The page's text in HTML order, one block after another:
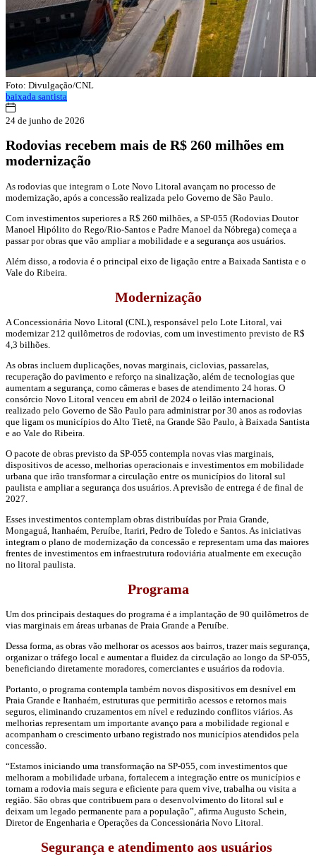
Foto: Divulgação/CNL
baixada santista
24 de junho de 2026
Rodovias recebem mais de R$ 260 milhões em
modernização
As rodovias que integram o Lote Novo Litoral avançam no processo de
modernização, após a concessão realizada pelo Governo de São Paulo.
Com investimentos superiores a R$ 260 milhões, a SP-055 (Rodovias Doutor
Manoel Hipólito do Rego/Rio-Santos e Padre Manoel da Nóbrega) começa a
passar por obras que vão ampliar a mobilidade e a segurança aos usuários.
Além disso, a rodovia é o principal eixo de ligação entre a Baixada Santista e o
Vale do Ribeira.
Modernização
A Concessionária Novo Litoral (CNL), responsável pelo Lote Litoral, vai
modernizar 212 quilômetros de rodovias, com um investimento previsto de R$
4,3 bilhões.
As obras incluem duplicações, novas marginais, ciclovias, passarelas,
recuperação do pavimento e reforço na sinalização, além de tecnologias que
aumentam a segurança, como câmeras e bases de atendimento 24 horas. O
consórcio Novo Litoral venceu em abril de 2024 o leilão internacional
realizado pelo Governo de São Paulo para administrar por 30 anos as rodovias
que ligam os municípios do Alto Tietê, na Grande São Paulo, à Baixada Santista
e ao Vale do Ribeira.
O pacote de obras previsto da SP-055 contempla novas vias marginais,
dispositivos de acesso, melhorias operacionais e investimentos em mobilidade
urbana que irão transformar a circulação entre os municípios do litoral sul
paulista e ampliar a segurança dos usuários. A previsão de entrega é de final de
2027.
Esses investimentos contemplam obras distribuídas por Praia Grande,
Mongaguá, Itanhaém, Peruíbe, Itariri, Pedro de Toledo e Santos. As iniciativas
integram o plano de modernização da concessão e representam uma das maiores
frentes de investimentos em infraestrutura rodoviária atualmente em execução
no litoral paulista.
Programa
Um dos principais destaques do programa é a implantação de 90 quilômetros de
vias marginais em áreas urbanas de Praia Grande a Peruíbe.
Dessa forma, as obras vão melhorar os acessos aos bairros, trazer mais segurança,
organizar o tráfego local e aumentar a fluidez da circulação ao longo da SP-055,
beneficiando diretamente moradores, comerciantes e usuários da rodovia.
Portanto, o programa contempla também novos dispositivos em desnível em
Praia Grande e Itanhaém, estruturas que permitirão acessos e retornos mais
seguros, eliminando cruzamentos em nível e reduzindo conflitos viários. As
melhorias representam um importante avanço para a mobilidade regional e
acompanham o crescimento urbano registrado nos municípios atendidos pela
concessão.
“Estamos iniciando uma transformação na SP-055, com investimentos que
melhoram a mobilidade urbana, fortalecem a integração entre os municípios e
tornam a rodovia mais segura e eficiente para quem vive, trabalha ou visita a
região. São obras que contribuem para o desenvolvimento do litoral sul e
deixam um legado permanente para a população”, afirma Augusto Schein,
Diretor de Engenharia e Operações da Concessionária Novo Litoral.
Segurança e atendimento aos usuários